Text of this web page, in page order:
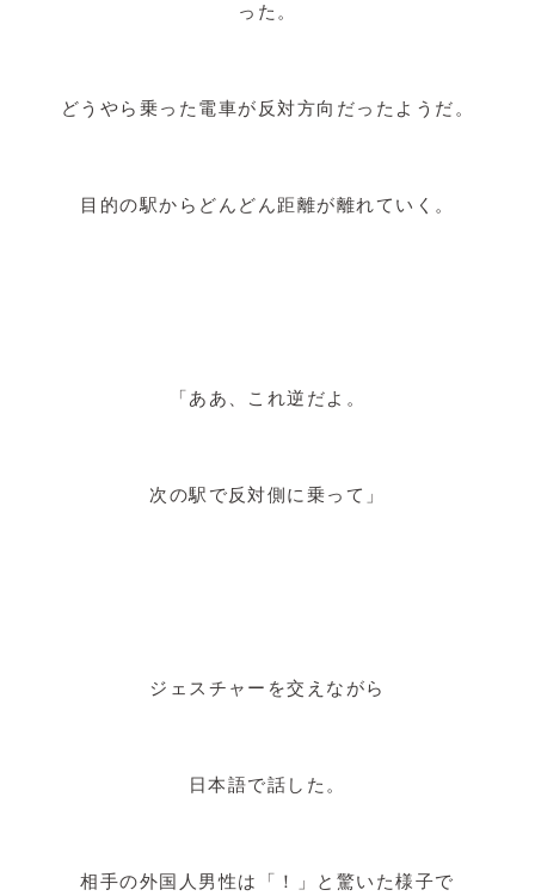
った。
どうやら乗った電車が反対方向だったようだ。
目的の駅からどんどん距離が離れていく。
「ああ、これ逆だよ。
次の駅で反対側に乗って」
ジェスチャーを交えながら
日本語で話した。
相手の外国人男性は「！」と驚いた様子で